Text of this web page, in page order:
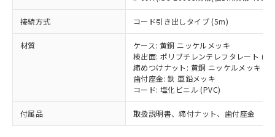
接続方式 コード引き出しタイプ (5m)
材質
ケース: 黄銅 ニッケルメッキ
検出面: ポリブチレンテレフタレート
締めつけナット: 黄銅 ニッケルメッキ
歯付座金: 鉄 亜鉛メッキ
コード: 塩化ビニル (PVC)
付属品 取扱説明書、締付ナット、歯付座金
ご相談ください。
オムロン制御機器販売店や当社販売拠
販売ネットワーク
」をご確認
在庫状況および標準価格結果を当社の
事前の承諾なく第三者に漏洩または開
示しないようお願いします。
マイパーツ機能（部品リスト作成サー
ビス）をご利用いただくには、I-Web
メンバーズにご登録されている必要が
但し、RoHS指令で産業用監視および制御機器に対する
適用除外項目は除く。
フタル酸エステル類の４物質については閾値を超える意
図的な使用がないことを確認しています。
部品在庫の切り替え状況などにより、予定
月が前後することがあります。
DEHP(フタル酸ビス(2-エチルヘキシル)) : 1000ppm
※2 環境保護使用期限
「ｅ」：有害物質（10物質）のすべてが基
準値以下であることを示します。
「10」：通常の使用状況下において有害物
質が外部に漏えいし、環境に深刻な影響を
及ぼさない年数を意味します。
当社は貴社製品を、核兵器、ミサイ
ル、化学兵器、生物兵器またはその他
武器並びにこれらの製造装置等に一切
使用いたしません。
当社は、貴社製品を第三者に販売する
場合は、上記1、2および3の内容を当
該第三者に通知します。また当社は、
販売先および販売に係わる関係者が違
法に輸出するおそれがある場合は、取
り引きをいたしません。
在庫なし(最新の在庫状況につ
いては、お客様のお取引先、ま
たはお客様担当のオムロン制御
機器販売店・当社販売員にご確
認ください)
受注生産機種、また在庫状況の
情報を公開していない機種